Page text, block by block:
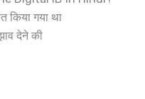
किया गया था
देने की